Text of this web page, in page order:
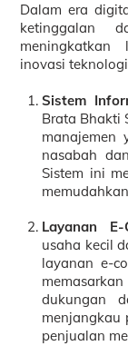
Dalam era
ketinggalan
meningkatkan
inovasi
Sistem
Brata Bhakti
manajemen
nasabah
Sistem ini
Layanan E-
usaha kecil
layanan e-
dukungan
menjangkau
penjualan